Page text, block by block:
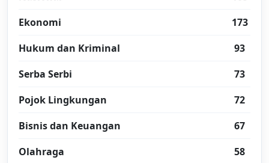
Ekonomi
173
Hukum dan Kriminal
93
Serba Serbi
73
Pojok Lingkungan
72
Bisnis dan Keuangan
67
Olahraga
58